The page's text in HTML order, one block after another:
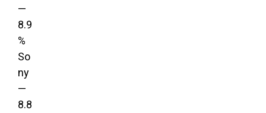
—
8.9
%
So
ny
—
8.8